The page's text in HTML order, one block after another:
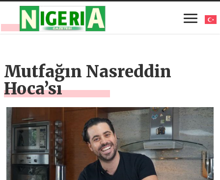
Mutfağın Nasreddin
Hoca’sı